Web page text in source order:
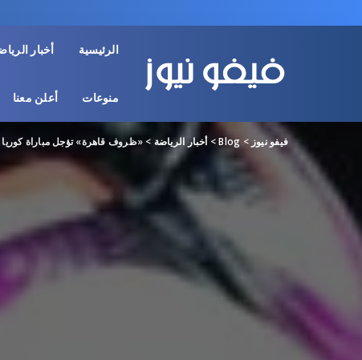
الرئيسية أخبار
منوعات أعلن معنا
فيفو نيوز >
Blog
>أخبار الرياضة > «ظروف قاهرة» تؤجل مباراة كوريا